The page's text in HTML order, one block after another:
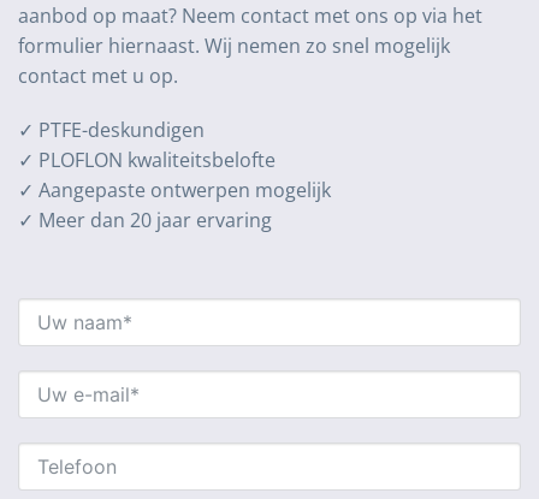
aanbod op maat? Neem contact met ons op via het
formulier hiernaast. Wij nemen zo snel mogelijk
contact met u op.
✓ PTFE-deskundigen
✓ PLOFLON kwaliteitsbelofte
✓ Aangepaste ontwerpen mogelijk
✓ Meer dan 20 jaar ervaring